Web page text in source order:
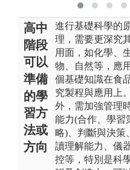
高中
階段
可以
準備
的學
習方
法或
方向
進行基礎科學的
理，需要更深究
用面，如化學、
物、自然等，應
個基礎知識在食
究製程與應用上
外，需加強管理
能力(合作、學習
略)、判斷與決策
讀理解能力、儀
控等，特別是科